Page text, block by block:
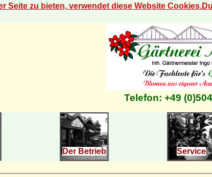
Seite zu bieten, verwendet diese Website
Telefon: +49
Der Betrieb Service